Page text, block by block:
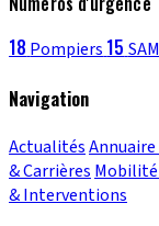
18 Pompiers 15
Navigation
ActualitésAnnuaire
& Carrières
& Interventions